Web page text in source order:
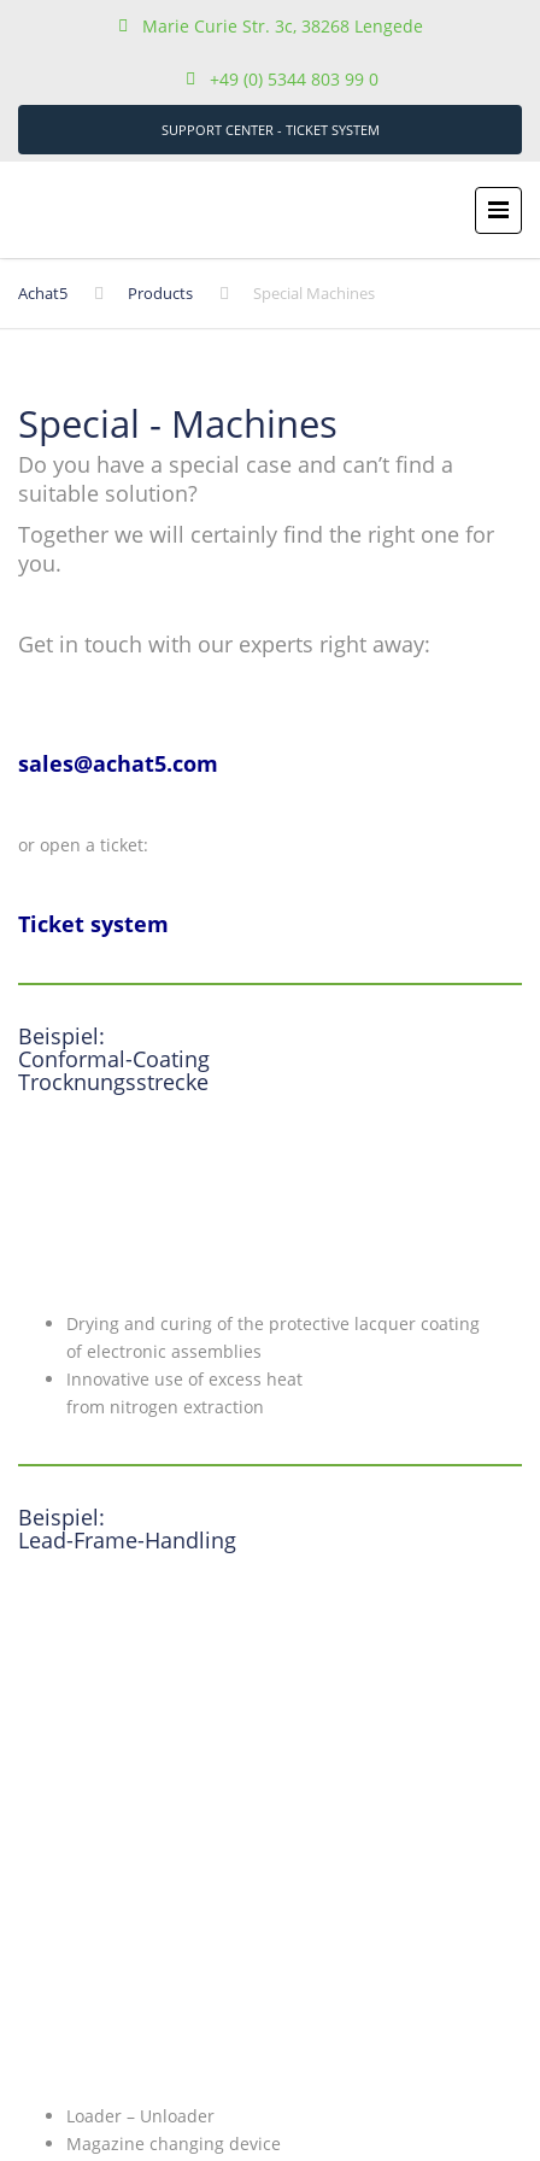
Marie Curie Str. 3c, 38268 Lengede
+49 (0) 5344 803 99 0
SUPPORT CENTER - TICKET SYSTEM
Achat5 Products Special Machines
Special - Machines
Do you have a special case and can’t find a
suitable solution?
Together we will certainly find the right one for
you.
Get in touch with our experts right away:
sales@achat5.com
or open a ticket:
Ticket system
Beispiel:
Conformal-Coating
Trocknungsstrecke
Drying and curing of the protective lacquer coating
of electronic assemblies
Innovative use of excess heat
from nitrogen extraction
Beispiel:
Lead-Frame-Handling
Loader – Unloader
Magazine changing device